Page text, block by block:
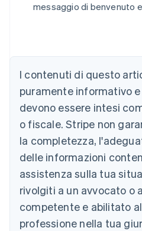
messaggio di benvenuto
I contenuti di questo
puramente informativo
devono essere intesi
o fiscale. Stripe non
la completezza,
delle informazioni
assistenza sulla tua
rivolgiti a un avvocato o
competente e abilitato
professione nella tua
English
Austria
Deutsch English
Belgio
NederlandsFrançaisDeutsch
PortuguêsEnglish
Bulgaria
English
Canada
English Français
Cina continentale
Cipro
English